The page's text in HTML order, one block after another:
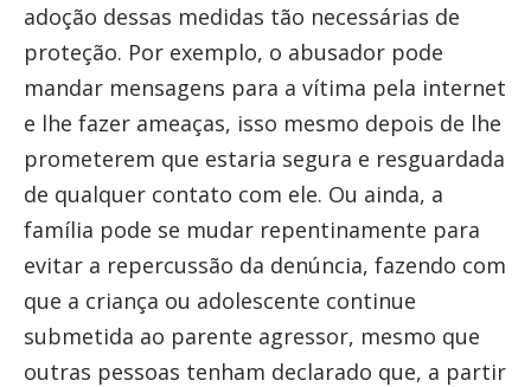
adoção dessas medidas tão necessárias de
proteção. Por exemplo, o abusador pode
mandar mensagens para a vítima pela internet
e lhe fazer ameaças, isso mesmo depois de lhe
prometerem que estaria segura e resguardada
de qualquer contato com ele. Ou ainda, a
família pode se mudar repentinamente para
evitar a repercussão da denúncia, fazendo com
que a criança ou adolescente continue
submetida ao parente agressor, mesmo que
outras pessoas tenham declarado que, a partir